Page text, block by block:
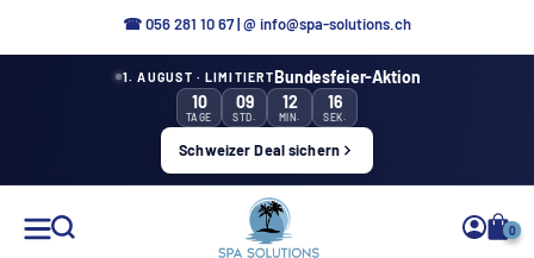
☎ 056 281 10 67|@ info@spa-solutions.ch
1. AUGUST · LIMITIERTBundesfeier-Aktion
10
TAGE
09
STD.
12
MIN.
16
SEK.
Schweizer Deal sichern
Solutions
0